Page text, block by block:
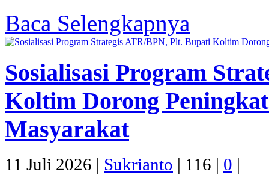
Baca Selengkapnya
Sosialisasi Program
Koltim Dorong
Masyarakat
11 Juli 2026 | Sukrianto | 116 | 0 |